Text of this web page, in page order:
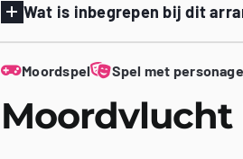
Wat is inbegrepen bij dit
Moordspel Spel met
Moordvlucht